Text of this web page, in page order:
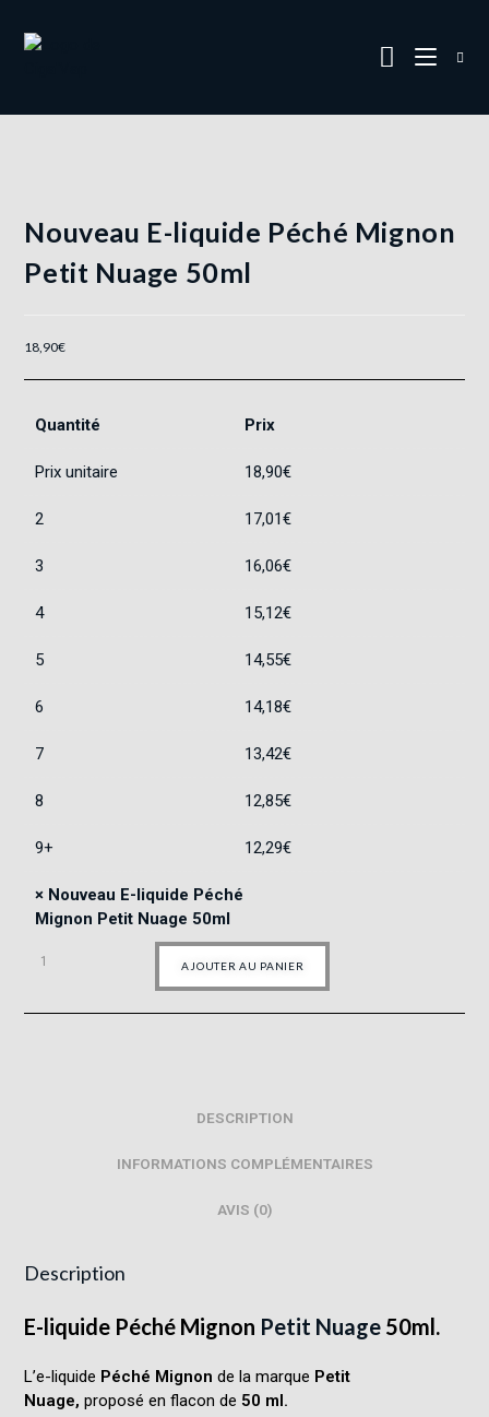
Nouveau E-liquide Péché Mignon
Petit Nuage 50ml
18,90€
Quantité Prix
Prix unitaire 18,90€
2 17,01€
3 16,06€
4 15,12€
5 14,55€
6 14,18€
7 13,42€
8 12,85€
9+ 12,29€
× Nouveau E-liquide Péché
Mignon Petit Nuage 50ml
AJOUTER AU PANIER
DESCRIPTION
INFORMATIONS COMPLÉMENTAIRES
AVIS (0)
Description
E-liquide Péché Mignon Petit Nuage 50ml.
L’e-liquide Péché Mignon de la marque Petit
Nuage, proposé en flacon de 50 ml.